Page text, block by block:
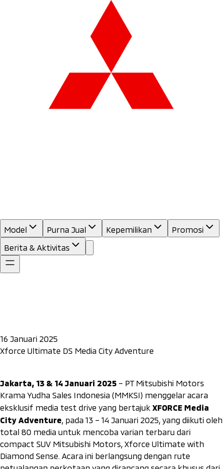
Model Purna Jual Kepemilikan
Promosi
Berita & Aktivitas
16 Januari 2025
Xforce Ultimate DS Media City Adventure
Jakarta, 13 & 14 Januari 2025 – PT Mitsubishi Motors
Krama Yudha Sales Indonesia (MMKSI) menggelar acara
eksklusif media test drive yang bertajuk XFORCE Media
City Adventure , pada 13 – 14 Januari 2025, yang diikuti oleh
total 80 media untuk mencoba varian terbaru dari
compact SUV Mitsubishi Motors, Xforce Ultimate with
Diamond Sense. Acara ini berlangsung dengan rute